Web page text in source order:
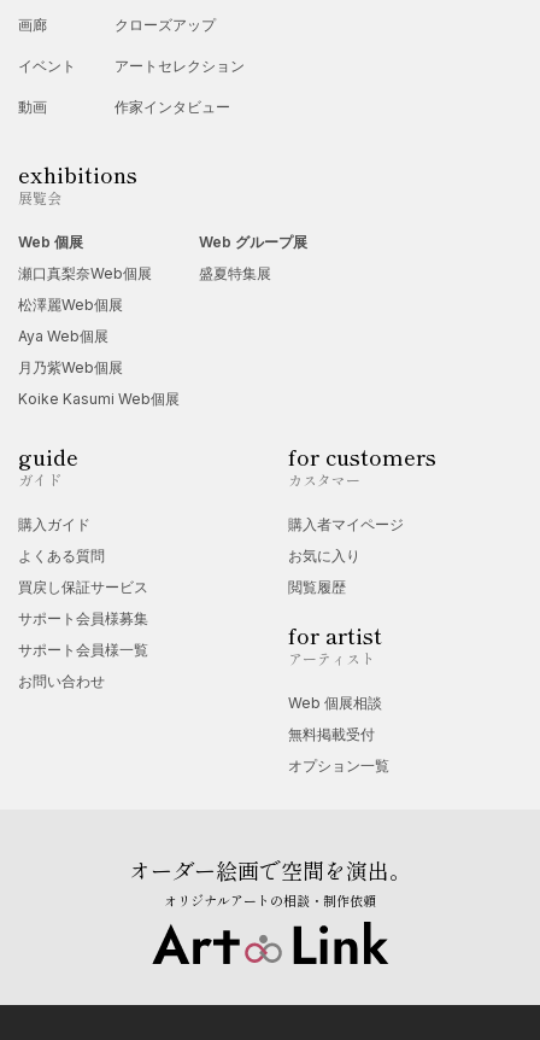
画廊
イベント
動画
クローズアップ
アートセレクション
作家インタビュー
exhibitions
展覧会
Web 個展
瀬口真梨奈Web個展
松澤麗Web個展
Aya Web個展
月乃紫Web個展
Koike Kasumi Web個展
Web グループ展
盛夏特集展
guide
ガイド
購入ガイド
よくある質問
買戻し保証サービス
サポート会員様募集
サポート会員様一覧
お問い合わせ
for customers
カスタマー
購入者マイページ
お気に入り
閲覧履歴
for artist
アーティスト
Web 個展相談
無料掲載受付
オプション一覧
オーダー絵画で空間を演出。
オリジナルアートの相談・制作依頼